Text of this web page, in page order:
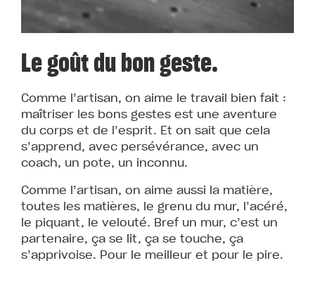
Le goût du bon geste.
Comme l’artisan, on aime le travail bien fait :
maîtriser les bons gestes est une aventure
du corps et de l’esprit. Et on sait que cela
s’apprend, avec persévérance, avec un
coach, un pote, un inconnu.
Comme l’artisan, on aime aussi la matière,
toutes les matières, le grenu du mur, l’acéré,
le piquant, le velouté. Bref un mur, c’est un
partenaire, ça se lit, ça se touche, ça
s’apprivoise. Pour le meilleur et pour le pire.